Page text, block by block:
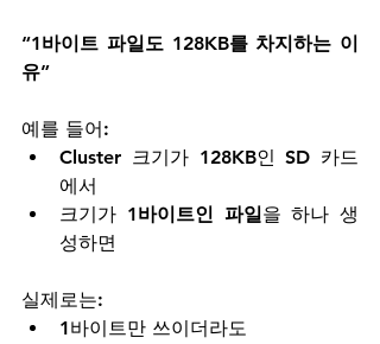
“1바이트 파일도 128KB를 차지하는 이
유”
예를 들어:
Cluster 크기가 128KB인 SD 카드
에서
크기가 1바이트인 파일을 하나 생
성하면
실제로는:
1바이트만 쓰이더라도